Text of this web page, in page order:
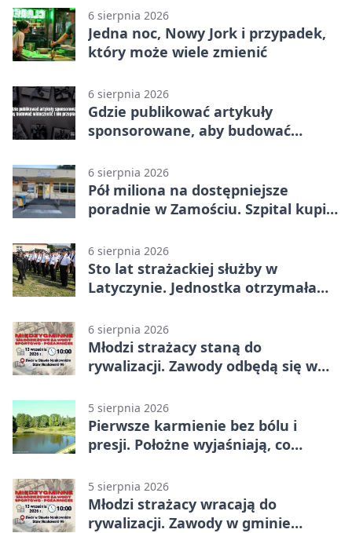
6 sierpnia 2026
Jedna noc, Nowy Jork i przypadek,
który może wiele zmienić
6 sierpnia 2026
Gdzie publikować artykuły
sponsorowane, aby budować
6 sierpnia 2026
Pół miliona na dostępniejsze
poradnie w Zamościu. Szpital kupi
6 sierpnia 2026
Sto lat strażackiej służby w
Latyczynie. Jednostka otrzymała
6 sierpnia 2026
Młodzi strażacy staną do
rywalizacji. Zawody odbędą się w
5 sierpnia 2026
Pierwsze karmienie bez bólu i
presji. Położne wyjaśniają, co
5 sierpnia 2026
Młodzi strażacy wracają do
rywalizacji. Zawody w gminie